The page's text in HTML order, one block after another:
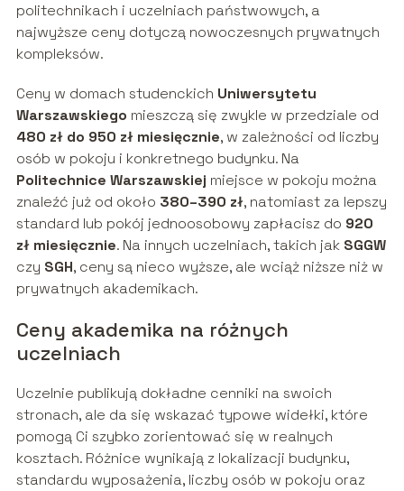
politechnikach i uczelniach państwowych, a
najwyższe ceny dotyczą nowoczesnych prywatnych
kompleksów.
Ceny w domach studenckich Uniwersytetu
Warszawskiego mieszczą się zwykle w przedziale od
480 zł do 950 zł miesięcznie, w zależności od liczby
osób w pokoju i konkretnego budynku. Na
Politechnice Warszawskiej miejsce w pokoju można
znaleźć już od około 380–390 zł, natomiast za lepszy
standard lub pokój jednoosobowy zapłacisz do 920
zł miesięcznie. Na innych uczelniach, takich jak SGGW
czy SGH, ceny są nieco wyższe, ale wciąż niższe niż w
prywatnych akademikach.
Ceny akademika na różnych
uczelniach
Uczelnie publikują dokładne cenniki na swoich
stronach, ale da się wskazać typowe widełki, które
pomogą Ci szybko zorientować się w realnych
kosztach. Różnice wynikają z lokalizacji budynku,
standardu wyposażenia, liczby osób w pokoju oraz